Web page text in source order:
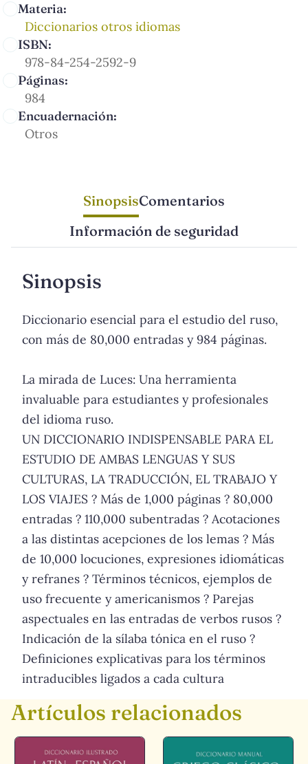
Materia:
Diccionarios otros idiomas
ISBN:
978-84-254-2592-9
Páginas:
984
Encuadernación:
Otros
SinopsisComentarios
Información de seguridad
Sinopsis
Diccionario esencial para el estudio del ruso,
con más de 80,000 entradas y 984 páginas.
La mirada de Luces: Una herramienta
invaluable para estudiantes y profesionales
del idioma ruso.
UN DICCIONARIO INDISPENSABLE PARA EL
ESTUDIO DE AMBAS LENGUAS Y SUS
CULTURAS, LA TRADUCCIÓN, EL TRABAJO Y
LOS VIAJES ? Más de 1,000 páginas ? 80,000
entradas ? 110,000 subentradas ? Acotaciones
a las distintas acepciones de los lemas ? Más
de 10,000 locuciones, expresiones idiomáticas
y refranes ? Términos técnicos, ejemplos de
uso frecuente y americanismos ? Parejas
aspectuales en las entradas de verbos rusos ?
Indicación de la sílaba tónica en el ruso ?
Definiciones explicativas para los términos
intraducibles ligados a cada cultura
Artículos relacionados